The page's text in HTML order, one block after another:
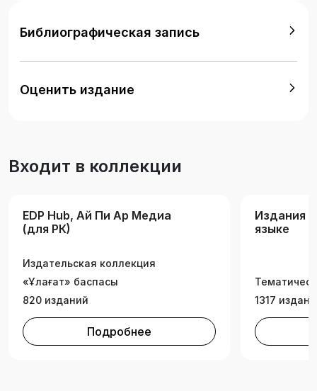
істеудің негізгі әдістері игерілді. Оқу
зерделеу көзделген білім берудің барлық
салаларының студенттеріне арналған.
Библиографическая запись
Оценить издание
Входит в коллекции
EDP Hub, Ай Пи Ар Медиа
(для РК)
Издательская коллекция
«Ұлағат» баспасы
820 изданий
Подробнее
Издания
языке
1317